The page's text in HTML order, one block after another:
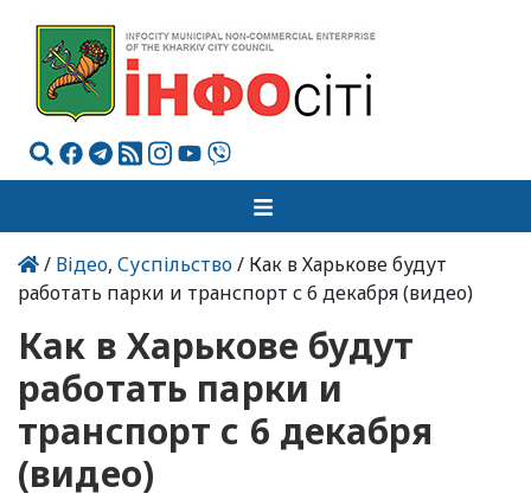
/ Відео,Суспільство/ Как в Харькове будут
работать парки и транспорт с 6 декабря (видео)
Как в Харькове будут
работать парки и
транспорт с 6 декабря
(видео)